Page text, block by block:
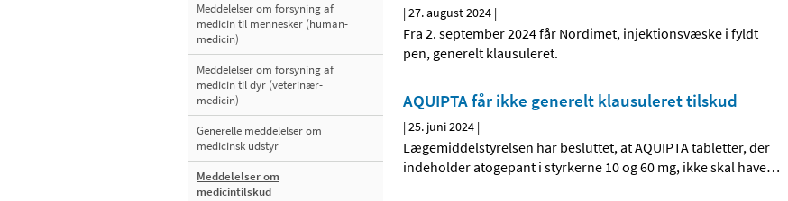
Meddelelser om forsyning af
medicin til mennesker (human-
medicin)
Meddelelser om forsyning af
medicin til dyr (veterinær-
medicin)
Generelle meddelelser om
medicinsk udstyr
Meddelelser om
medicintilskud
|27. august 2024 |
Fra 2. september 2024 får Nordimet, injektionsvæske i fyldt
pen, generelt klausuleret.
AQUIPTA får ikke generelt klausuleret tilskud
|25. juni 2024 |
Lægemiddelstyrelsen har besluttet, at AQUIPTA tabletter, der
indeholder atogepant i styrkerne 10 og 60 mg, ikke skal have…